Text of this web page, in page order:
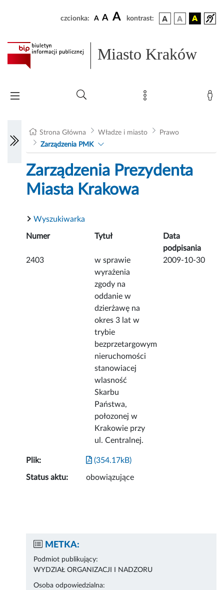
czcionka: A A A kontrast:
Miasto Kraków
Strona Główna Władze i miasto
Prawo
Zarządzenia PMK
Zarządzenia Prezydenta
Miasta Krakowa
Wyszukiwarka
Numer Tytuł
Data
podpisania
2403
w sprawie
wyrażenia
zgody na
oddanie w
dzierżawę na
okres 3 lat w
trybie
bezprzetargowym
nieruchomości
stanowiacej
wlasność
Skarbu
Państwa,
połozonej w
Krakowie przy
ul. Centralnej.
2009-10-30
Plik: (354.17kB)
Status aktu: obowiązujące
METKA:
Podmiot publikujący:
WYDZIAŁ ORGANIZACJI I NADZORU
Osoba odpowiedzialna: